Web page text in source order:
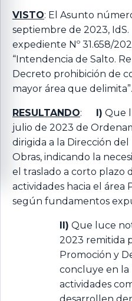
VISTO: El Asunto
septiembre de 2023, IdS.
expediente Nº 31.658/
“Intendencia de Salto.
Decreto prohibición de
mayor área que delimita”.
RESULTANDO: I) Que
julio de 2023 de
dirigida a la Dirección
Obras, indicando la
el traslado a corto plazo
actividades hacia el
según fundamentos
II) Que luce
2023 remitida
Promoción y
concluye en la
actividades